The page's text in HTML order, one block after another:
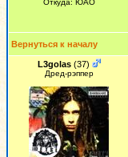
Откуда: ЮАО
Вернуться к началу
L3golas(37)
Дред-рэппер